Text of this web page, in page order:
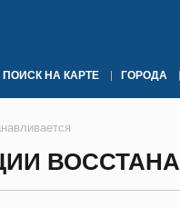
ПОИСК НА КАРТЕ ГОРОДА